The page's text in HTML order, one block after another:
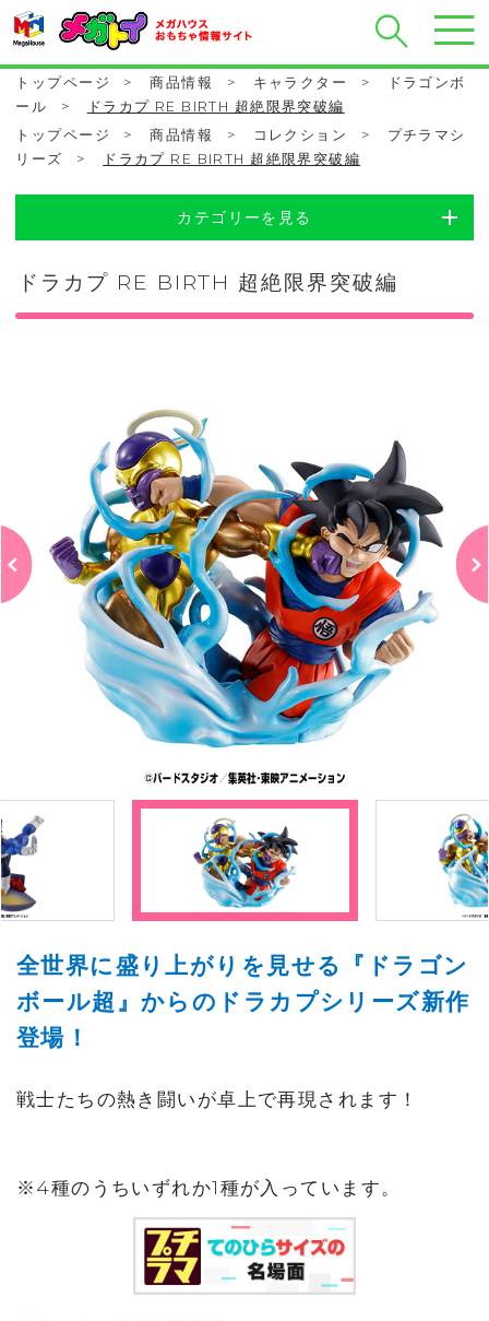
トップページ > 商品情報 > キャラクター >
ドラゴンボ
ール
>
ドラカプ RE BIRTH 超絶限界突破編
トップページ
> 商品情報 > コレクション >
プチラマシ
リーズ
> ドラカプ RE BIRTH 超絶限界突破編
カテゴリーを見る
ドラカプ RE BIRTH 超絶限界突破編
全世界に盛り上がりを見せる『ドラゴン
ボール超』からのドラカプシリーズ新作
登場！
戦士たちの熱き闘いが卓上で再現されます！
※4種のうちいずれか1種が入っています。